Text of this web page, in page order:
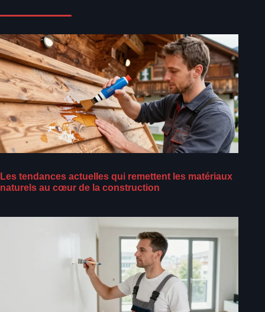
Les tendances actuelles qui remettent les matériaux
naturels au cœur de la construction